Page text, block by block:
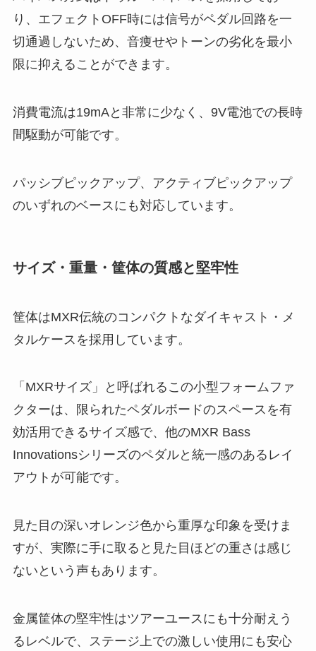
り、エフェクトOFF時には信号がペダル回路を一
切通過しないため、音痩せやトーンの劣化を最小
限に抑えることができます。
消費電流は19mAと非常に少なく、9V電池での長時
間駆動が可能です。
パッシブピックアップ、アクティブピックアップ
のいずれのベースにも対応しています。
サイズ・重量・筐体の質感と堅牢性
筐体はMXR伝統のコンパクトなダイキャスト・メ
タルケースを採用しています。
「MXRサイズ」と呼ばれるこの小型フォームファ
クターは、限られたペダルボードのスペースを有
効活用できるサイズ感で、他のMXR Bass
Innovationsシリーズのペダルと統一感のあるレイ
アウトが可能です。
見た目の深いオレンジ色から重厚な印象を受けま
すが、実際に手に取ると見た目ほどの重さは感じ
ないという声もあります。
金属筐体の堅牢性はツアーユースにも十分耐えう
るレベルで、ステージ上での激しい使用にも安心